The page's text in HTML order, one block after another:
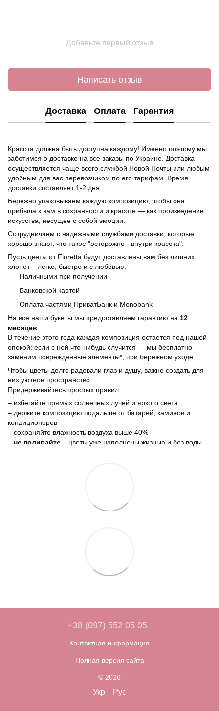
Добавьте первый отзыв
Написать отзыв
Доставка Оплата Гарантия
Красота должна быть доступна каждому! Именно поэтому мы
заботимся о доставке на все заказы по Украине. Доставка
осуществляется чаще всего службой Новой Почты или любым
удобным для вас перевозчиком по его тарифам. Время
доставки составляет 1-2 дня.
Бережно упаковываем каждую композицию, чтобы она
прибыла к вам в сохранности и красоте — как произведение
искусства, несущее с собой эмоции.
Сотрудничаем с надежными службами доставки, которые
хорошо знают, что такое "осторожно - внутри красота".
Пусть цветы от Floretta будут доставлены вам без лишних
хлопот – легко, быстро и с любовью.
Наличными при получении
Банковской картой
Оплата частями ПриватБанк и Monobank
На все наши букеты мы предоставляем гарантию на 12
месяцев.
В течение этого года каждая композиция остается под нашей
опекой: если с ней что-нибудь случится — мы бесплатно
заменим поврежденные элементы*, при бережном уходе.
Чтобы цветы долго радовали глаз и душу, важно создать для
них уютное пространство.
Придерживайтесь простых правил:
– избегайте прямых солнечных лучей и яркого света
– держите композицию подальше от батарей, каминов и
кондиционеров
– сохраняйте влажность воздуха выше 40%
– не поливайте – цветы уже наполнены жизнью и без воды
+38 (097) 552 05 05
Контактная информация
Полная версия сайта
© 2026
Укр Рус